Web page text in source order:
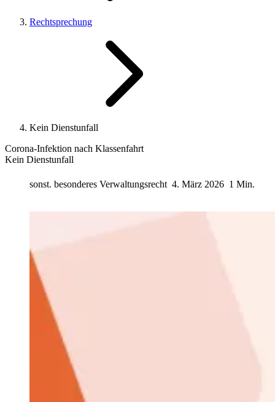
Rechtsprechung
Kein Dienstunfall
Corona‑Infektion nach Klassenfahrt
Kein Dienstunfall
sonst. besonderes Verwaltungsrecht 4. März 2026 1 Min.